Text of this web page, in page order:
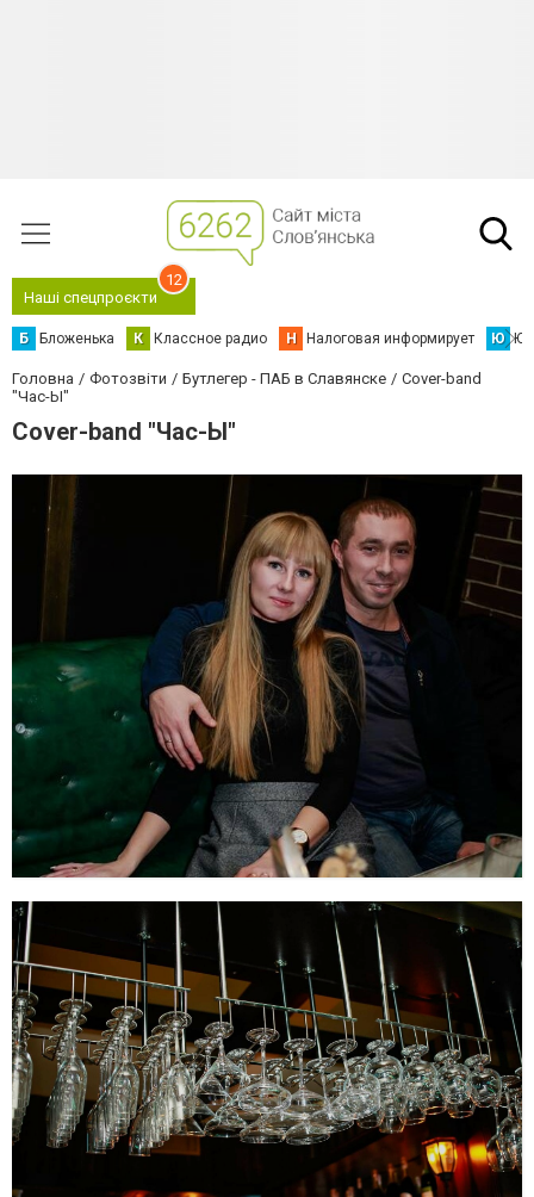
Наші спецпроєкти
12
Б Бложенька К Классное радио Н Налоговая информирует Ю
Головна Фотозвіти Бутлегер - ПАБ в Славянске
Cover-band
"Час-Ы"
Cover-band "Час-Ы"